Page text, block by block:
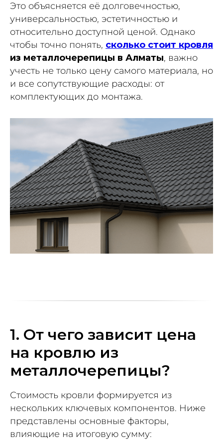
Это объясняется её долговечностью,
универсальностью, эстетичностью и
относительно доступной ценой. Однако
чтобы точно понять, сколько стоит кровля
из металлочерепицы в Алматы, важно
учесть не только цену самого материала, но
и все сопутствующие расходы: от
комплектующих до монтажа.
1. От чего зависит цена
на кровлю из
металлочерепицы?
Стоимость кровли формируется из
нескольких ключевых компонентов. Ниже
представлены основные факторы,
влияющие на итоговую сумму: